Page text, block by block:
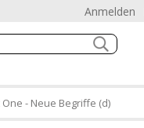
Anmelden
- Neue Begriffe (d)